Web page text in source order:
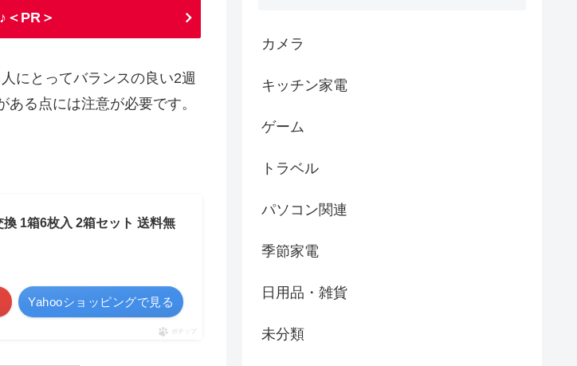
＜PR＞
にとってバランスの良い2週
る点には注意が必要です。
1箱6枚入 2箱セット 送料無
Yahooショッピングで見る
ポチップ
カメラ
キッチン家電
ゲーム
トラベル
パソコン関連
季節家電
日用品・雑貨
未分類